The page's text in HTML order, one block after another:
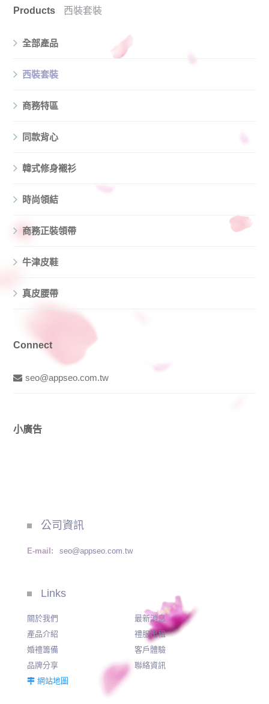
Products 西裝套裝
全部產品
西裝套裝
商務特區
同款背心
韓式修身襯衫
時尚領結
商務正裝領帶
牛津皮鞋
真皮腰帶
Connect
seo@appseo.com.tw
小廣告
公司資訊
E-mail: seo@appseo.com.tw
Links
關於我們
最新消息
產品介紹
禮服出租
婚禮籌備
客戶體驗
品牌分享
聯絡資訊
網站地圖